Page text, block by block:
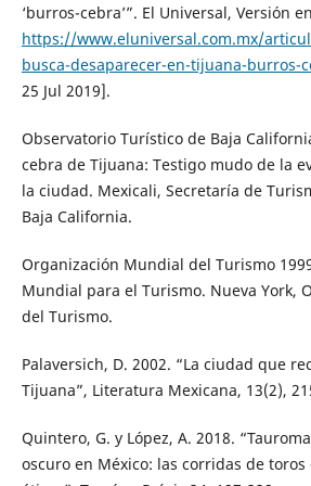
‘burros-cebra’”. El Universal, Versión
https://www.eluniversal.com.mx/
busca-desaparecer-en-tijuana-burros-
25 Jul 2019].
Observatorio Turístico de Baja
cebra de Tijuana: Testigo mudo de la
la ciudad. Mexicali, Secretaría de
Baja California.
Organización Mundial del Turismo
Mundial para el Turismo. Nueva York,
del Turismo.
Palaversich, D. 2002. “La ciudad que
Tijuana”, Literatura Mexicana, 13(2),
Quintero, G. y López, A. 2018.
oscuro en México: las corridas de